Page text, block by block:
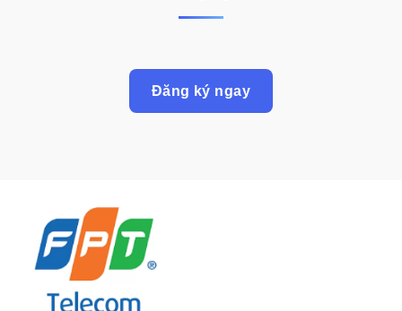
Đăng ký ngay